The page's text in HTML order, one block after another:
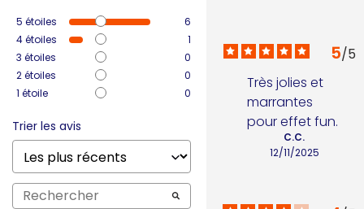
5 étoiles
6
4étoiles
1
3 étoiles
0
2étoiles
0
1 étoile 0
Trier les avis
5/5
Très jolies et
marrantes
pour effet fun.
12/11/2025
C.C.